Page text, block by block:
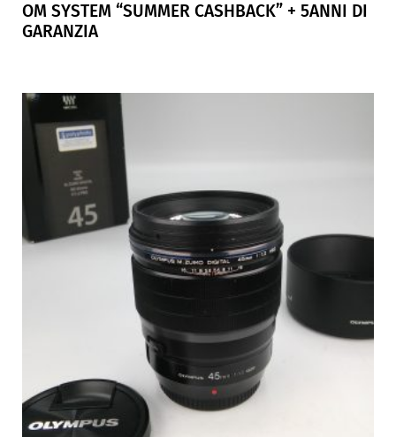
OM SYSTEM “SUMMER CASHBACK” + 5ANNI DI
GARANZIA